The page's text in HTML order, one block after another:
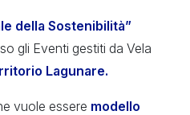
della Sostenibilità”
gli Eventi gestiti da Vela
Lagunare.
vuole essere modello